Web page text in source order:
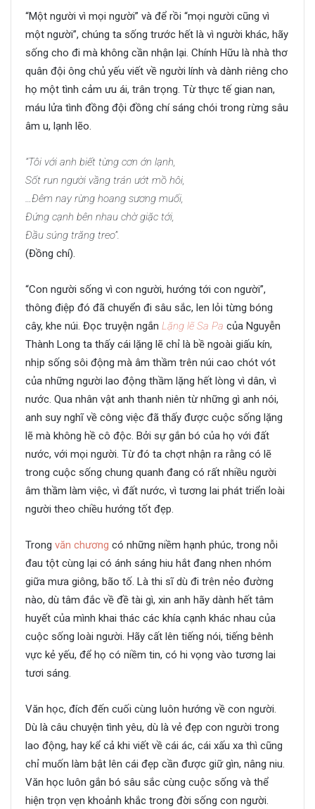
“Một người vì mọi người” và để rồi “mọi người cũng vì
một người”, chúng ta sống trước hết là vì người khác, hãy
sống cho đi mà không cần nhận lại. Chính Hữu là nhà thơ
quân đội ông chủ yếu viết về người lính và dành riêng cho
họ một tình cảm ưu ái, trân trọng. Từ thực tế gian nan,
máu lửa tình đồng đội đồng chí sáng chói trong rừng sâu
âm u, lạnh lẽo.
“Tôi với anh biết từng cơn ớn lạnh,
Sốt run người vầng trán ướt mồ hôi,
…Đêm nay rừng hoang sương muối,
Đứng cạnh bên nhau chờ giặc tới,
Đầu súng trăng treo”.
(Đồng chí).
“Con người sống vì con người, hướng tới con người”,
thông điệp đó đã chuyển đi sâu sắc, len lỏi từng bóng
cây, khe núi. Đọc truyện ngắn Lặng lẽ Sa Pa của Nguyễn
Thành Long ta thấy cái lặng lẽ chỉ là bề ngoài giấu kín,
nhịp sống sôi động mà âm thầm trên núi cao chót vót
của những người lao động thầm lặng hết lòng vì dân, vì
nước. Qua nhân vật anh thanh niên từ những gì anh nói,
anh suy nghĩ về công việc đã thấy được cuộc sống lặng
lẽ mà không hề cô độc. Bởi sự gắn bó của họ với đất
nước, với mọi người. Từ đó ta chợt nhận ra rằng có lẽ
trong cuộc sống chung quanh đang có rất nhiều người
âm thầm làm việc, vì đất nước, vì tương lai phát triển loài
người theo chiều hướng tốt đẹp.
Trong văn chương có những niềm hạnh phúc, trong nỗi
đau tột cùng lại có ánh sáng hiu hắt đang nhen nhóm
giữa mưa giông, bão tố. Là thi sĩ dù đi trên nẻo đường
nào, dù tâm đắc về đề tài gì, xin anh hãy dành hết tâm
huyết của mình khai thác các khía cạnh khác nhau của
cuộc sống loài người. Hãy cất lên tiếng nói, tiếng bênh
vực kẻ yếu, để họ có niềm tin, có hi vọng vào tương lai
tươi sáng.
Văn học, đích đến cuối cùng luôn hướng về con người.
Dù là câu chuyện tình yêu, dù là vẻ đẹp con người trong
lao động, hay kể cả khi viết về cái ác, cái xấu xa thì cũng
chỉ muốn làm bật lên cái đẹp cần được giữ gìn, nâng niu.
Văn học luôn gắn bó sâu sắc cùng cuộc sống và thể
hiện trọn vẹn khoảnh khắc trong đời sống con người.